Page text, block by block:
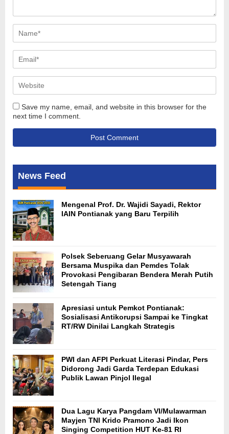
Save my name, email, and website in this browser for the
next time I comment.
News Feed
Mengenal Prof. Dr. Wajidi Sayadi, Rektor
IAIN Pontianak yang Baru Terpilih
Polsek Seberuang Gelar Musyawarah
Bersama Muspika dan Pemdes Tolak
Provokasi Pengibaran Bendera Merah Putih
Setengah Tiang
Apresiasi untuk Pemkot Pontianak:
Sosialisasi Antikorupsi Sampai ke Tingkat
RT/RW Dinilai Langkah Strategis
PWI dan AFPI Perkuat Literasi Pindar, Pers
Didorong Jadi Garda Terdepan Edukasi
Publik Lawan Pinjol Ilegal
Dua Lagu Karya Pangdam VI/Mulawarman
Mayjen TNI Krido Pramono Jadi Ikon
Singing Competition HUT Ke-81 RI